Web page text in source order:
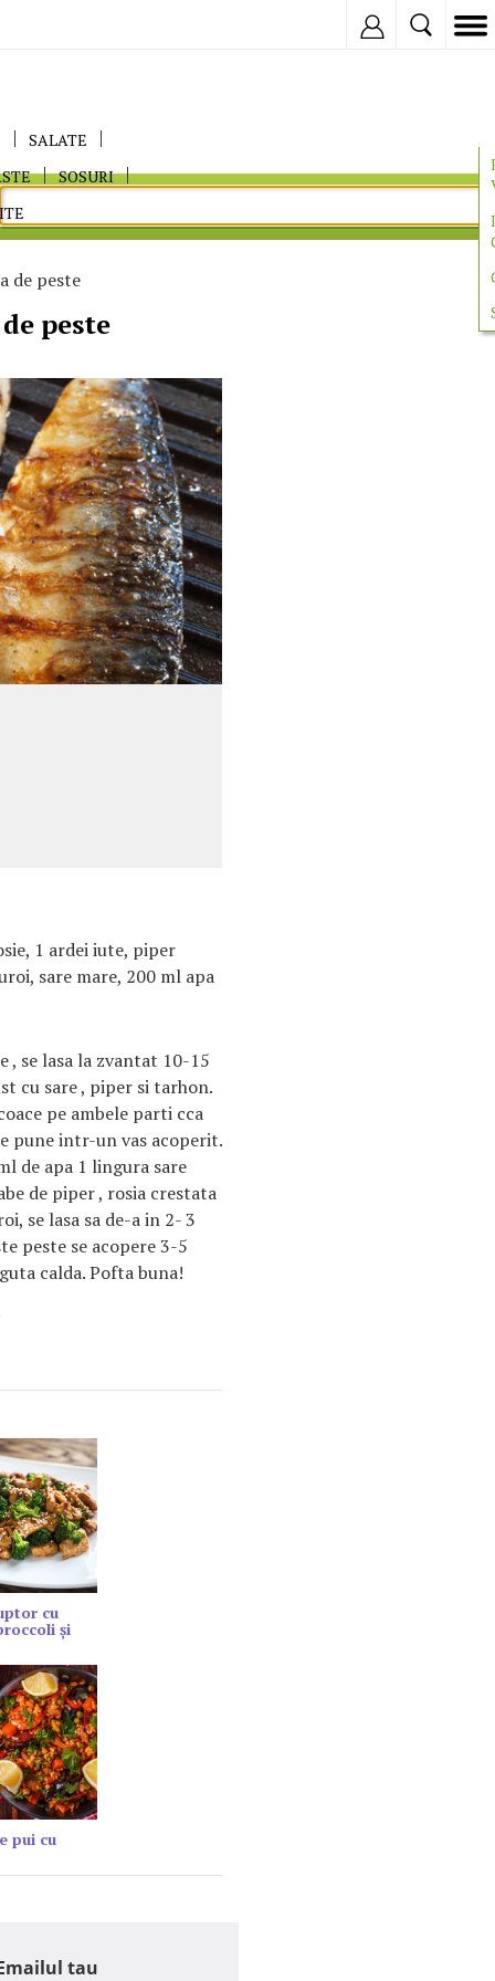
SALATE
SOSURI
de peste
peste
1 ardei iute, piper
sare mare, 200 ml apa
, se lasa la zvantat 10-15
cu sare , piper si tarhon.
pe ambele parti cca
pune intr-un vas acoperit.
de apa 1 lingura sare
de piper , rosia crestata
se lasa sa de-a in 2- 3
peste se acopere 3-5
calda. Pofta buna!
cu
și
pui cu
tau